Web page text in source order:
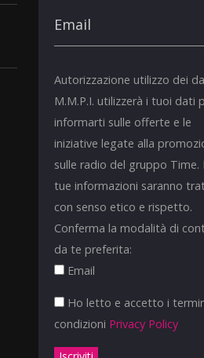
Autorizzazione utilizzo dei
M.M.P.I. utilizzerà i tuoi dati
informarti sulle offerte e le
iniziative legate alla
sulle radio del gruppo Time.
tue informazioni saranno
con senso etico e rispetto.
Conferma la modalità di
da te preferita:
Email
Ho letto e accetto i
condizioni Privacy Policy